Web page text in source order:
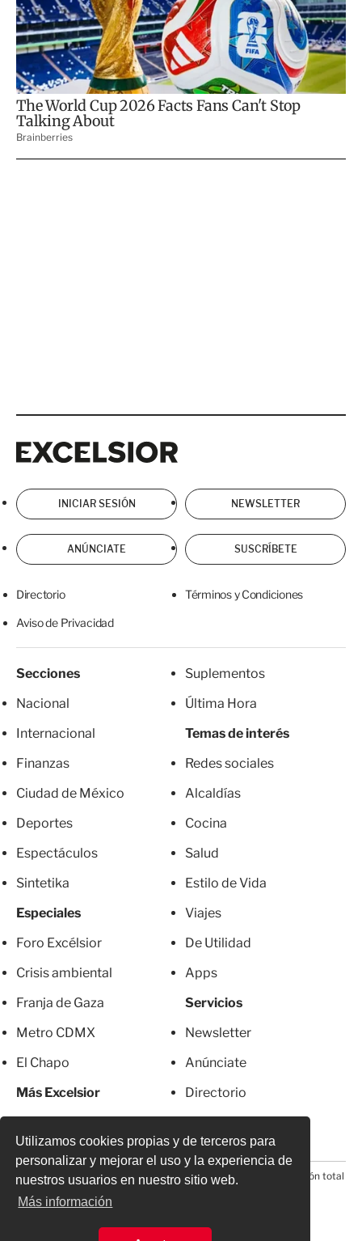
Utilizamos cookies propias y de terceros para
personalizar y mejorar el uso y la experiencia de
nuestros usuarios en nuestro sitio web.
Más información
INICIAR SESIÓN NEWSLETTER
ANÚNCIATE SUSCRÍBETE
Directorio Términos y Condiciones
Aviso de Privacidad
Secciones
Nacional
Internacional
Finanzas
Ciudad de México
Deportes
Espectáculos
Sintetika
Especiales
Foro Excélsior
Crisis ambiental
Franja de Gaza
Metro CDMX
El Chapo
Más Excelsior
Suplementos
Última Hora
Temas de interés
Redes sociales
Alcaldías
Cocina
Salud
Estilo de Vida
Viajes
De Utilidad
Apps
Servicios
Newsletter
Anúnciate
Directorio
© 2026 Todos los derechos reservados. Prohibida la reproducción total
o parcial, incluyendo cualquier medio electrónico*